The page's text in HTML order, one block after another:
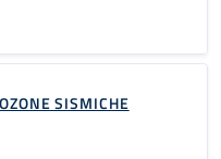
SISMICHE